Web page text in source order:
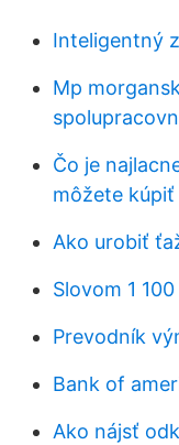
Inteligentný
Mp
Čo je
môžete kúpiť
Ako urobiť
Slovom 1
Prevodník
Bank of
Ako nájsť